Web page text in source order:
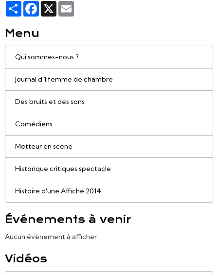
PartagerFacebook
X
Menu
Qui sommes-nous ?
Journal d'1 femme de chambre
Des bruits et des sons
Comédiens
Metteur en scène
Historique critiques spectacle
Histoire d'une Affiche 2014
Événements à venir
Aucun évènement à afficher.
Vidéos